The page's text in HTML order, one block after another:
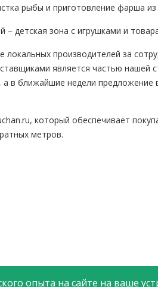
опыта на сайте на ваше
рыбы и приготовление фарша
детская зона с игрушками и
производителей за
является частью
в ближайшие недели предложение
который обеспечивает
метров.